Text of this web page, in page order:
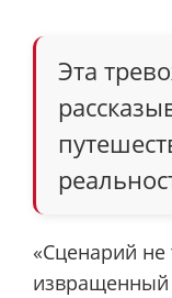
Эта
«Сценарий